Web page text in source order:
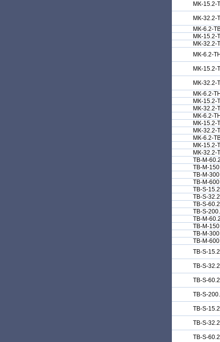
МК-15.2-
МК-32.2-
МК-6.2-
МК-15.2-
МК-32.2-
МК-6.2-
МК-15.2-
МК-32.2-
МК-6.2-
МК-15.2-
МК-32.2-
МК-6.2-
МК-15.2-
МК-32.2-
МК-6.2-
МК-15.2-
МК-32.2-
TB-M-
TB-M-
TB-M-
TB-M-
TB-S-
TB-S-
TB-S-
TB-S-
TB-M-
TB-M-
TB-M-
TB-M-
TB-S-
TB-S-
TB-S-
TB-S-
TB-S-
TB-S-
TB-S-